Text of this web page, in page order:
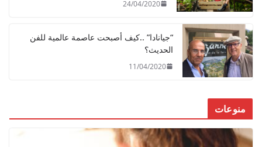
24/04/2020
“جيانادا” ..كيف أصبحت عاصمة عالمية للفن
الحديث؟
11/04/2020
منوعات